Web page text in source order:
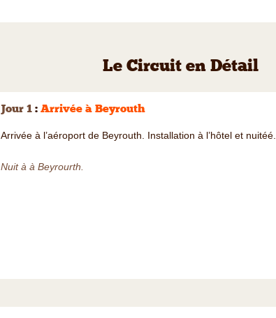
Le Circuit en Détail
Jour 1: Arrivée à Beyrouth
Arrivée à l’aéroport de Beyrouth. Installation à l’hôtel et nuitéé.
Nuit à à Beyrourth.